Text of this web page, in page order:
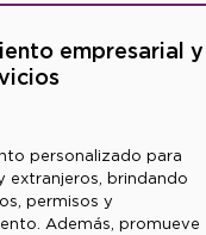
empresarial y
personalizado para
extranjeros, brindando
permisos y
Además, promueve